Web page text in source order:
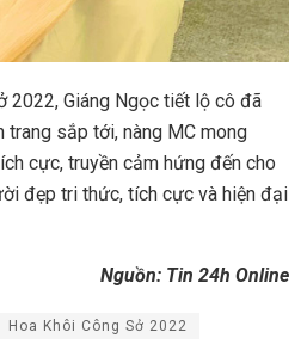
2022, Giáng Ngọc tiết lộ cô đã
trang sắp tới, nàng MC mong
cực, truyền cảm hứng đến cho
đẹp tri thức, tích cực và hiện đại
Nguồn: Tin 24h Online
Hoa Khôi Công Sở 2022